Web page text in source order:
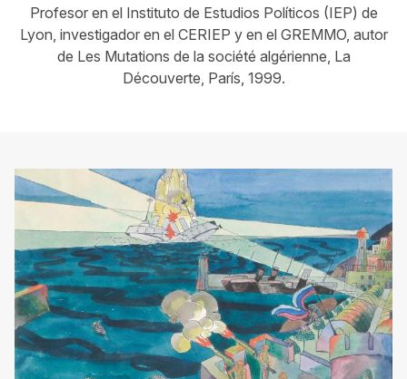
Profesor en el Instituto de Estudios Políticos (IEP) de
Lyon, investigador en el CERIEP y en el GREMMO, autor
de Les Mutations de la société algérienne, La
Découverte, París, 1999.